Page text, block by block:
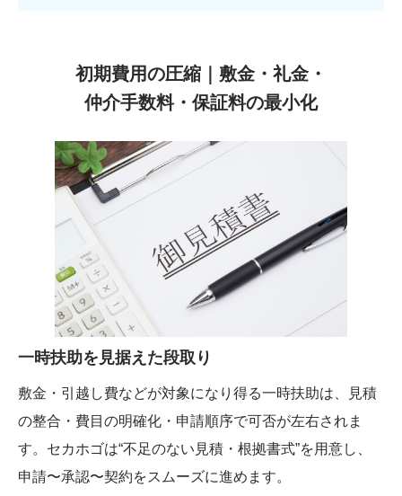
初期費用の圧縮｜敷金・礼金・
仲介手数料・保証料の最小化
一時扶助を見据えた段取り
敷金・引越し費などが対象になり得る一時扶助は、見積
の整合・費目の明確化・申請順序で可否が左右されま
す。セカホゴは“不足のない見積・根拠書式”を用意し、
申請〜承認〜契約をスムーズに進めます。